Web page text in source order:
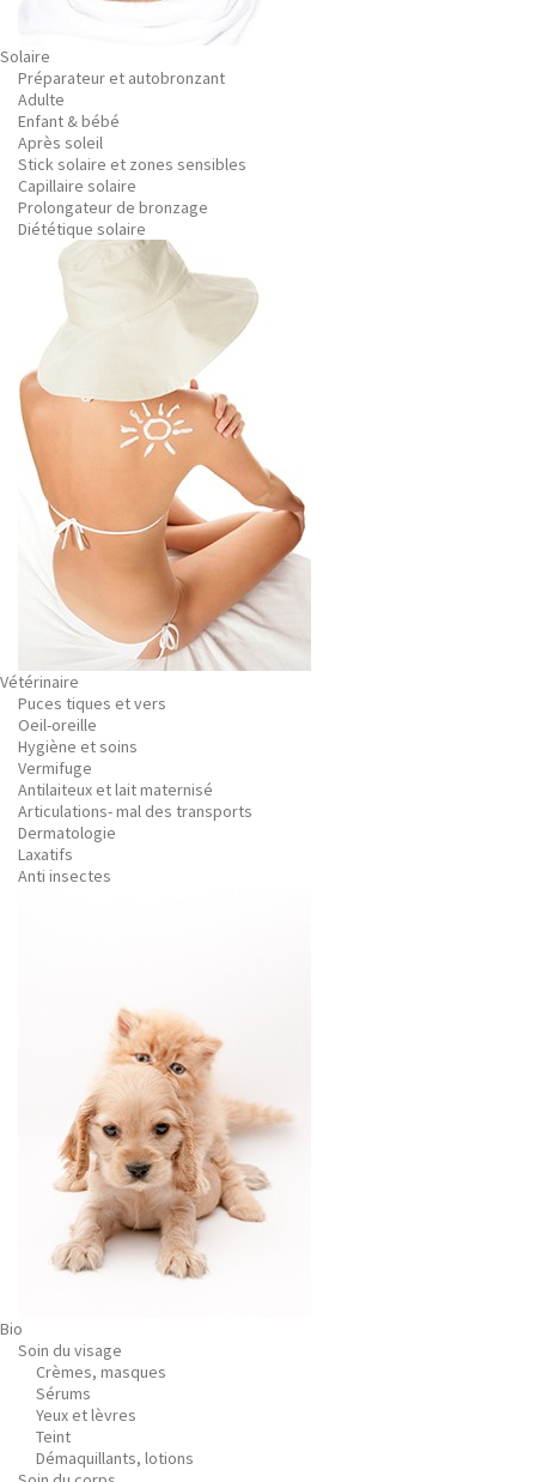
Solaire
Préparateur et autobronzant
Adulte
Enfant & bébé
Après soleil
Stick solaire et zones sensibles
Capillaire solaire
Prolongateur de bronzage
Diététique solaire
Vétérinaire
Puces tiques et vers
Oeil-oreille
Hygiène et soins
Vermifuge
Antilaiteux et lait maternisé
Articulations- mal des transports
Dermatologie
Laxatifs
Anti insectes
Bio
Soin du visage
Crèmes, masques
Sérums
Yeux et lèvres
Teint
Démaquillants, lotions